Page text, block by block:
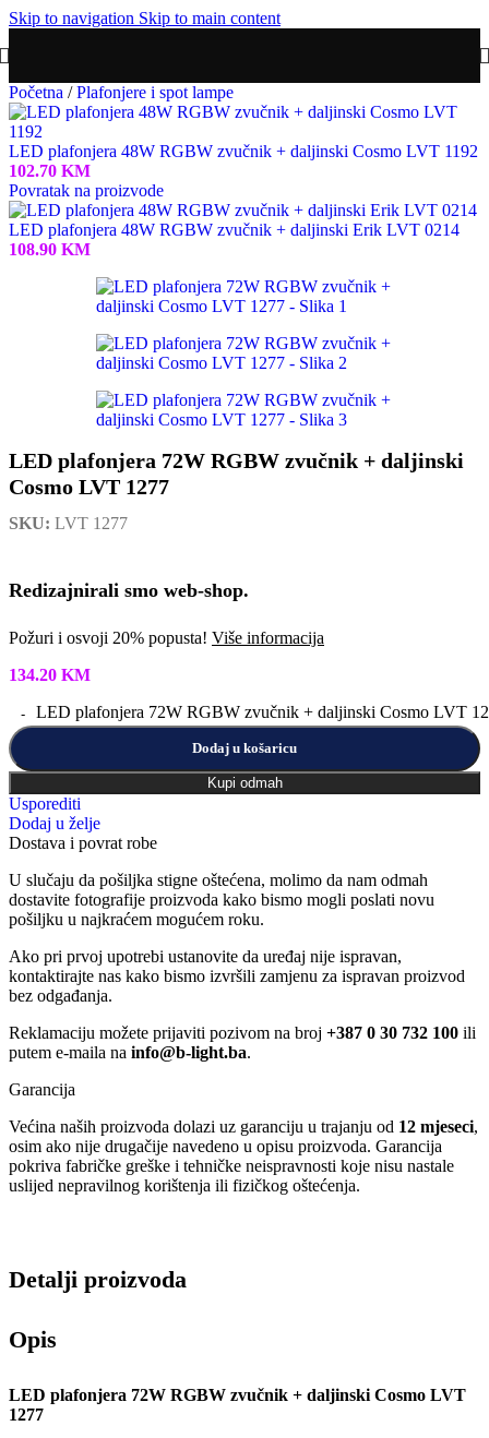
Skip to navigation Skip to main content
Početna / Plafonjere i spot lampe
LED plafonjera 48W RGBW zvučnik + daljinski Cosmo LVT 1192
102.70 KM
Povratak na proizvode
LED plafonjera 48W RGBW zvučnik + daljinski Erik LVT 0214
108.90 KM
LED plafonjera 72W RGBW zvučnik + daljinski
Cosmo LVT 1277
SKU: LVT 1277
Redizajnirali smo web-shop.
Požuri i osvoji 20% popusta! Više informacija
134.20 KM
LED plafonjera 72W RGBW zvučnik + daljinski Cosmo LVT
Dodaj u košaricu
Kupi odmah
Usporediti
Dodaj u želje
Dostava i povrat robe
U slučaju da pošiljka stigne oštećena, molimo da nam odmah
dostavite fotografije proizvoda kako bismo mogli poslati novu
pošiljku u najkraćem mogućem roku.
Ako pri prvoj upotrebi ustanovite da uređaj nije ispravan,
kontaktirajte nas kako bismo izvršili zamjenu za ispravan proizvod
bez odgađanja.
Reklamaciju možete prijaviti pozivom na broj +387 0 30 732 100 ili
putem e-maila na info@b-light.ba.
Garancija
Većina naših proizvoda dolazi uz garanciju u trajanju od 12 mjeseci,
osim ako nije drugačije navedeno u opisu proizvoda. Garancija
pokriva fabričke greške i tehničke neispravnosti koje nisu nastale
uslijed nepravilnog korištenja ili fizičkog oštećenja.
Detalji proizvoda
Opis
LED plafonjera 72W RGBW zvučnik + daljinski Cosmo LVT
1277